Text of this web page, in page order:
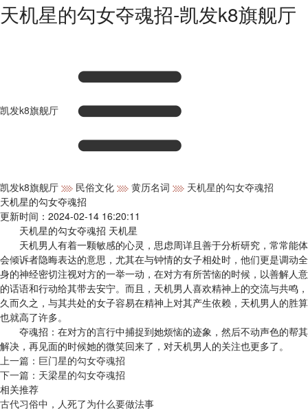
天机星的勾女夺魂招-凯发k8旗舰厅
凯发k8旗舰厅
凯发k8旗舰厅 民俗文化 黄历名词
天机星的勾女夺魂招
天机星的勾女夺魂招
更新时间：2024-02-14 16:20:11
天机星的勾女夺魂招 天机星
天机男人有着一颗敏感的心灵，思虑周详且善于分析研究，常常能体
会倾诉者隐晦表达的意思，尤其在与钟情的女子相处时，他们更是调动全
身的神经密切注视对方的一举一动，在对方有所苦恼的时候，以善解人意
的话语和行动给其带去安宁。而且，天机男人喜欢精神上的交流与共鸣，
久而久之，与其共处的女子容易在精神上对其产生依赖，天机男人的胜算
也就高了许多。
夺魂招：在对方的言行中捕捉到她烦恼的迹象，然后不动声色的帮其
解决，再见面的时候她的微笑回来了，对天机男人的关注也更多了。
上一篇： 巨门星的勾女夺魂招
下一篇： 天梁星的勾女夺魂招
相关推荐
古代习俗中，人死了为什么要做法事